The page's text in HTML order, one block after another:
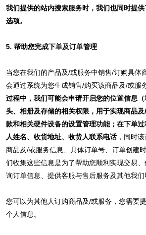
我们提供的站内搜索服务时，我们也同时提
选项。
5. 帮助您完成下单及订单管理
当您在我们的产品及/或服务中销售/订购具体
会通过系统为您生成销售/购买该商品及/或服
过程中，我们可能会申请开启您的位置信息
头、相册及存储的相关权限，用于实现商品
款和相关硬件设备的设置管理功能；在下单
人姓名、收货地址、收货人联系电话，同时
商品及/或服务信息、具体订单号、订单创建
们收集这些信息是为了帮助您顺利实现交易
询订单信息、提供客服与售后服务及其他我们
您可以为其他人订购商品及/或服务，您需要
个人信息。